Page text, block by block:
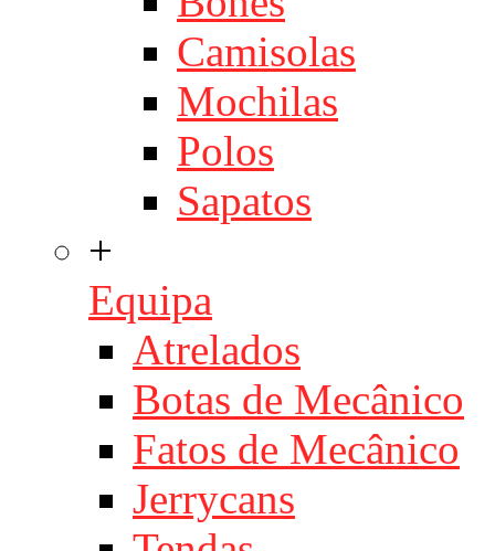
Camisolas
Mochilas
Polos
Sapatos
+
Equipa
Atrelados
Botas de Mecânico
Fatos de Mecânico
Jerrycans